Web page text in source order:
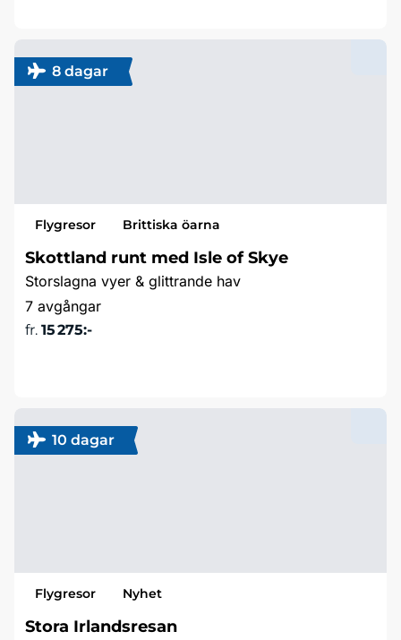
8 dagar
Flygresor Brittiska öarna
Skottland runt med Isle of Skye
Storslagna vyer & glittrande hav
7 avgångar
fr. 15 275:-
10 dagar
Flygresor Nyhet
Stora Irlandsresan